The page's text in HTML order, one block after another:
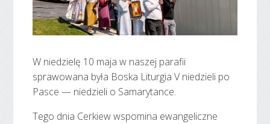
W niedzielę 10 maja w naszej parafii
sprawowana była Boska Liturgia V niedzieli po
Pasce — niedzieli o Samarytance.
Tego dnia Cerkiew wspomina ewangeliczne